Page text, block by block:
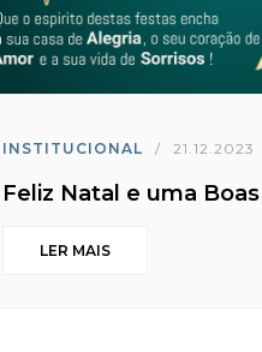
INSTITUCIONAL / 21.12.2023
Feliz Natal e uma
LER MAIS